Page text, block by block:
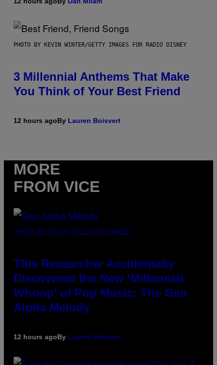
PHOTO BY KEVIN WINTER/GETTY IMAGES FOR RADIO DISNEY
3 Millennial Anthems That Make
You Think of Your Best Friend
12 hours agoBy Lauren Boisvert
MORE
FROM VICE
(PHOTO BY TAYLOR HILL/GETTY IMAGES)
This Researcher Accidentally
Discovered the New ‘Millennial
Whoop’ of Pop Music: The Gen
Alpha Melody
12 hours agoBy Lauren Boisvert